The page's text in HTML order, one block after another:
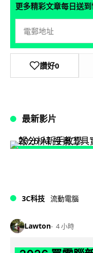
更多精彩文章每日送
讚好0
最新影片
3C科技 流動電腦
Lawton 4 小時